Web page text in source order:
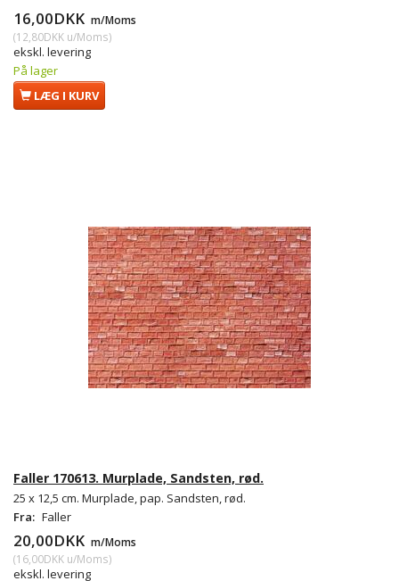
16,00DKK m/Moms
(12,80DKK u/Moms)
ekskl. levering
På lager
LÆG I KURV
Faller 170613. Murplade, Sandsten, rød.
25 x 12,5 cm. Murplade, pap. Sandsten, rød.
Fra: Faller
20,00DKK m/Moms
(16,00DKK u/Moms)
ekskl. levering